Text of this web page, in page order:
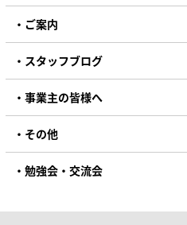
ご案内
スタッフブログ
事業主の皆様へ
その他
勉強会・交流会